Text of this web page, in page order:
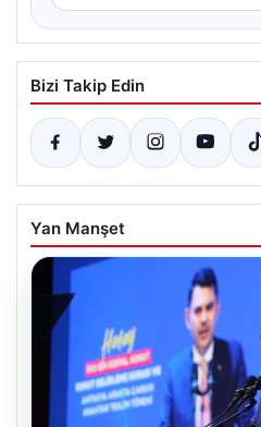
Bizi Takip Edin
Yan Manşet